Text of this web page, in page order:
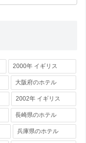
2000年 イギリス
大阪府のホテル
2002年 イギリス
長崎県のホテル
兵庫県のホテル